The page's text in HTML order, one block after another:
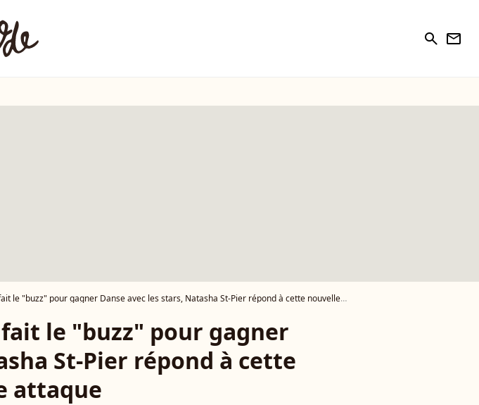
search newsletter
le "buzz" pour gagner Danse avec les stars, Natasha St-Pier répond à cette nouvelle attaque
le "buzz" pour gagner
St-Pier répond à cette
attaque